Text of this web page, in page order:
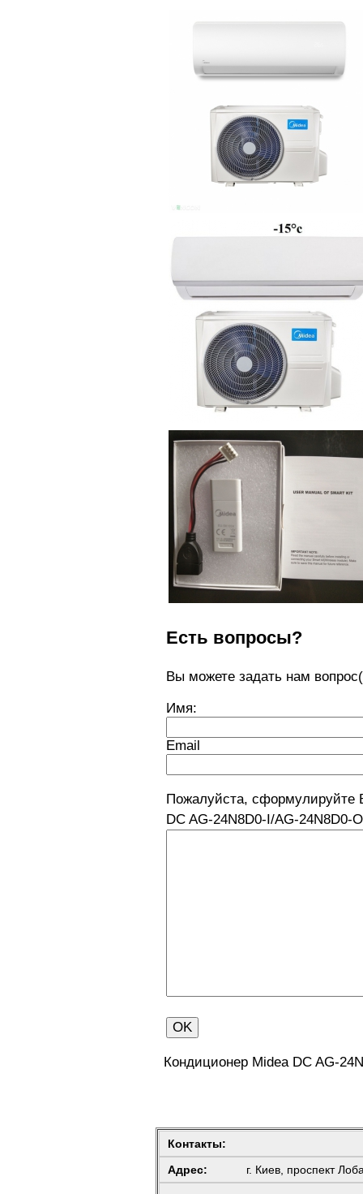
Есть вопросы?
Вы можете задать нам
Имя:
Email
Пожалуйста, сформулируйте
DC AG-24N8D0-I/AG-24N8D0-
Кондиционер Midea DC AG-
Контакты:
Адрес:
г. Киев, проспект